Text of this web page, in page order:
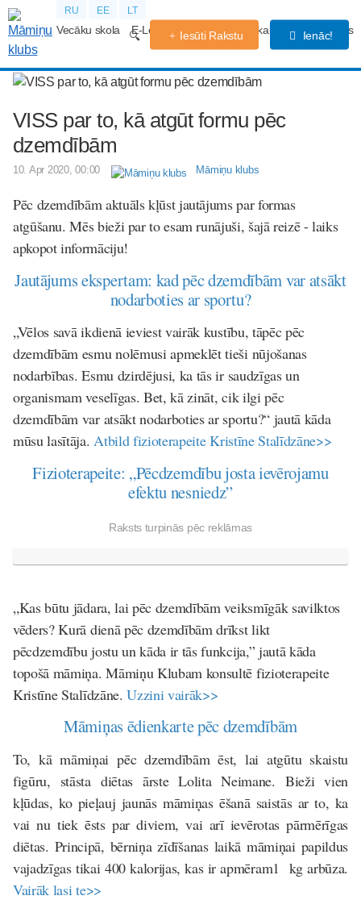
RU EE LT
Vecāku skola E-Lekcijas Grūtniecības kalendārs Forums
Iesūti Rakstu Ienāc!
VISS par to, kā atgūt formu pēc
dzemdībām
10. Apr 2020, 00:00 Māmiņu klubs
Pēc dzemdībām aktuāls kļūst jautājums par formas
atgūšanu. Mēs bieži par to esam runājuši, šajā reizē - laiks
apkopot informāciju!
Jautājums ekspertam: kad pēc dzemdībām var atsākt
nodarboties ar sportu?
„Vēlos savā ikdienā ieviest vairāk kustību, tāpēc pēc
dzemdībām esmu nolēmusi apmeklēt tieši nūjošanas
nodarbības. Esmu dzirdējusi, ka tās ir saudzīgas un
organismam veselīgas. Bet, kā zināt, cik ilgi pēc
dzemdībām var atsākt nodarboties ar sportu?“ jautā kāda
mūsu lasītāja.Atbild fizioterapeite Kristīne Stalīdzāne>>
Fizioterapeite: „Pēcdzemdību josta ievērojamu
efektu nesniedz”
Raksts turpinās pēc reklāmas
„Kas būtu jādara, lai pēc dzemdībām veiksmīgāk savilktos
vēders? Kurā dienā pēc dzemdībām drīkst likt
pēcdzemdību jostu un kāda ir tās funkcija,” jautā kāda
topošā māmiņa. Māmiņu Klubam konsultē fizioterapeite
Kristīne Stalīdzāne.Uzzini vairāk>>
Māmiņas ēdienkarte pēc dzemdībām
To, kā māmiņai pēc dzemdībām ēst, lai atgūtu skaistu
figūru, stāsta diētas ārste Lolita Neimane. Bieži vien
kļūdas, ko pieļauj jaunās māmiņas ēšanā saistās ar to, ka
vai nu tiek ēsts par diviem, vai arī ievērotas pārmērīgas
diētas. Principā, bērniņa zīdīšanas laikā māmiņai papildus
vajadzīgas tikai 400 kalorijas, kas ir apmēram1 kg arbūza.
Vairāk lasi te>>